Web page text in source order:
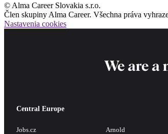
© Alma Career Slovakia s.r.o.
Člen skupiny Alma Career. Všechna práva
Nastavenia cookies
We are a
Central Europe
Jobs.cz
Arnold